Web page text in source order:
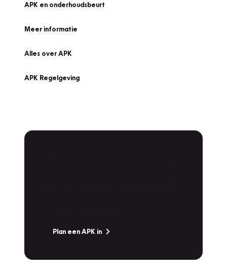
APK en onderhoudsbeurt
Meer informatie
Alles over APK
APK Regelgeving
Plan een APK in